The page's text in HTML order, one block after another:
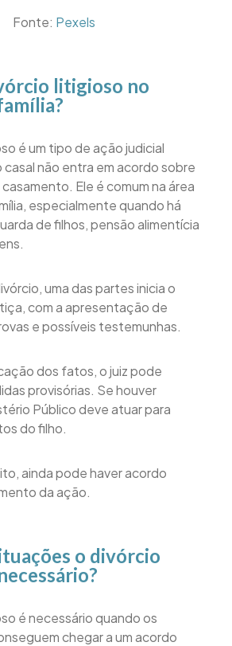
Fonte: Pexels
litigioso no
é um tipo de ação judicial
casal não entra em acordo sobre
Ele é comum na área
especialmente quando há
de filhos, pensão alimentícia
uma das partes inicia o
com a apresentação de
e possíveis testemunhas.
dos fatos, o juiz pode
provisórias. Se houver
Público deve atuar para
do filho.
ainda pode haver acordo
da ação.
o divórcio
é necessário quando os
chegar a um acordo